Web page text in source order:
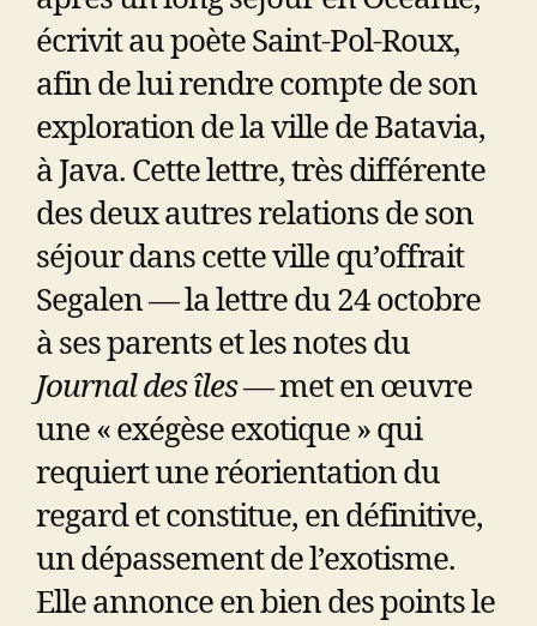
écrivit au poète Saint-Pol-Roux,
afin de lui rendre compte de son
exploration de la ville de Batavia,
à Java. Cette lettre, très différente
des deux autres relations de son
séjour dans cette ville qu’offrait
Segalen — la lettre du 24 octobre
à ses parents et les notes du
Journal des îles— met en œuvre
une « exégèse exotique » qui
requiert une réorientation du
regard et constitue, en définitive,
un dépassement de l’exotisme.
Elle annonce en bien des points le